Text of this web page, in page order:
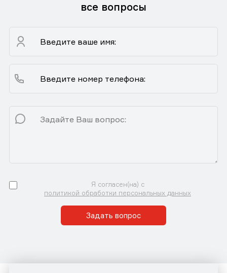
все вопросы
Я согласен(на) с
политикой обработки персональных данных
Задать вопрос